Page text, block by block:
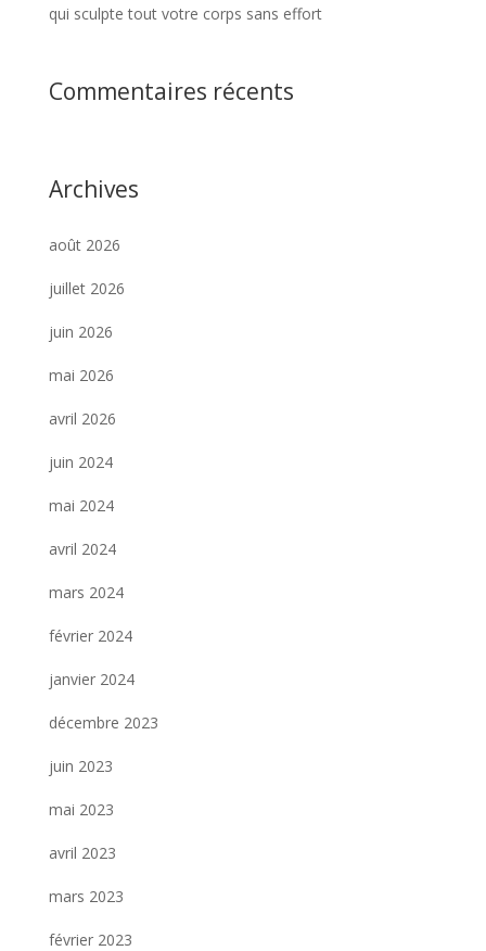
qui sculpte tout votre corps sans effort
Commentaires récents
Archives
août 2026
juillet 2026
juin 2026
mai 2026
avril 2026
juin 2024
mai 2024
avril 2024
mars 2024
février 2024
janvier 2024
décembre 2023
juin 2023
mai 2023
avril 2023
mars 2023
février 2023